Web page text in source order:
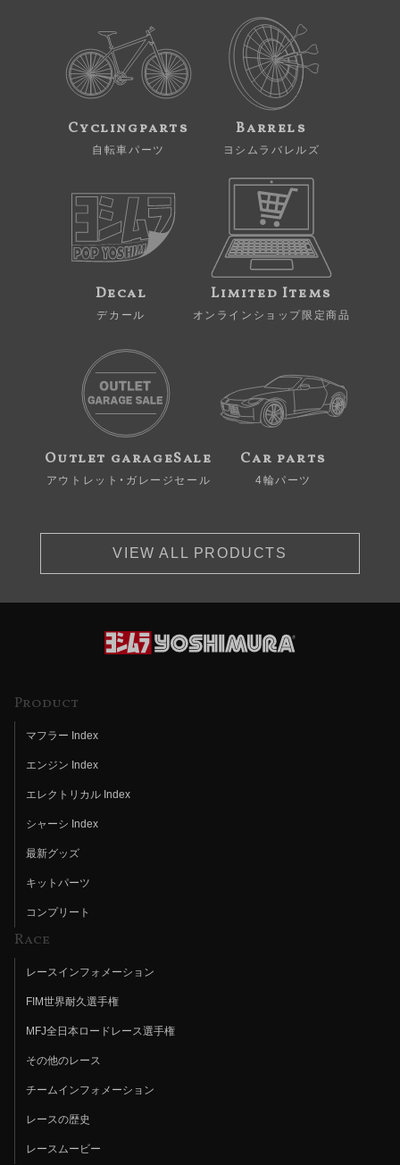
Cyclingparts
自転車パーツ
Barrels
ヨシムラバレルズ
Decal
デカール
Limited Items
オンラインショップ限定商品
Outlet garageSale
アウトレット・ガレージセール
Car parts
4輪パーツ
VIEW ALL PRODUCTS
Product
マフラー Index
エンジン Index
エレクトリカル Index
シャーシ Index
最新グッズ
キットパーツ
コンプリート
Race
レースインフォメーション
FIM世界耐久選手権
MFJ全日本ロードレース選手権
その他のレース
チームインフォメーション
レースの歴史
レースムービー